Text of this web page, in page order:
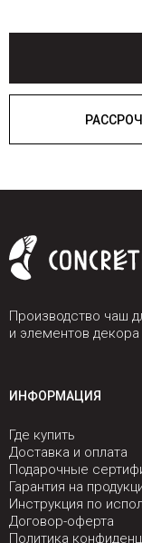
Производство чаш
и элементов декора
ИНФОРМАЦИЯ
Где купить
Доставка и оплата
Подарочные
Гарантия на
Инструкция по
Договор-оферта
Политика